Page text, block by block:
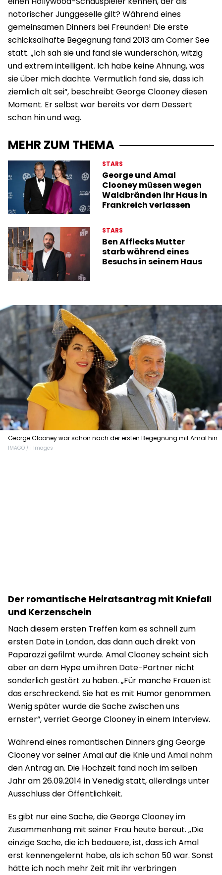
notorischer Junggeselle gilt? Während eines
gemeinsamen Dinners bei Freunden! Die erste
schicksalhafte Begegnung fand 2013 am Comer See
statt. „Ich sah sie und fand sie wunderschön, witzig
und extrem intelligent. Ich habe keine Ahnung, was
sie über mich dachte. Vermutlich fand sie, dass ich
ziemlich alt sei“, beschreibt George Clooney diesen
Moment. Er selbst war bereits vor dem Dessert
schon hin und weg.
MEHR ZUM THEMA
STARS
George und Amal
Clooney müssen wegen
Waldbränden ihr Haus in
Frankreich verlassen
STARS
Ben Afflecks Mutter
starb während eines
Besuchs in seinem Haus
George Clooney war schon nach der ersten Begegnung mit Amal hin
und weg
IMAGO / i Images
Der romantische Heiratsantrag mit Kniefall
und Kerzenschein
Nach diesem ersten Treffen kam es schnell zum
ersten Date in London, das dann auch direkt von
Paparazzi gefilmt wurde. Amal Clooney scheint sich
aber an dem Hype um ihren Date-Partner nicht
sonderlich gestört zu haben. „Für manche Frauen ist
das erschreckend. Sie hat es mit Humor genommen.
Wenig später wurde die Sache zwischen uns
ernster“, verriet George Clooney in einem Interview.
Während eines romantischen Dinners ging George
Clooney vor seiner Amal auf die Knie und Amal nahm
den Antrag an. Die Hochzeit fand noch im selben
Jahr am 26.09.2014 in Venedig statt, allerdings unter
Ausschluss der Öffentlichkeit.
Es gibt nur eine Sache, die George Clooney im
Zusammenhang mit seiner Frau heute bereut. „Die
einzige Sache, die ich bedauere, ist, dass ich Amal
erst kennengelernt habe, als ich schon 50 war. Sonst
hätte ich noch mehr Zeit mit ihr verbringen